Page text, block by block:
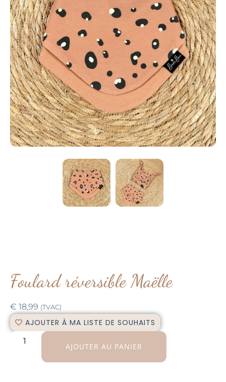
Foulard réversible Maëlle
€ 18,99 (TVAC)
AJOUTER À MA LISTE DE SOUHAITS
AJOUTER AU PANIER